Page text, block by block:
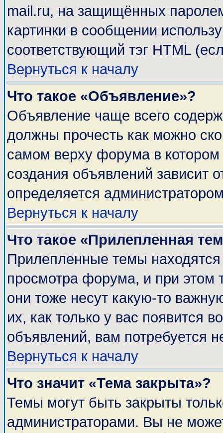
mail.ru, на защищённых
картинки в сообщении
соответствующий тэг HTML
Вернуться к началу
Что такое «Объявление»?
Объявление чаще всего
должны прочесть как можно
самом верху форума в
создания объявлений зависит
определяется
Вернуться к началу
Что такое «Прилепленная
Прилепленные темы
просмотра форума, и при этом
они тоже несут какую-то
их, как только у вас появится
объявлений, вам потребуется
Вернуться к началу
Что значит «Тема закрыта»?
Темы могут быть закрыты
администраторами. Вы не